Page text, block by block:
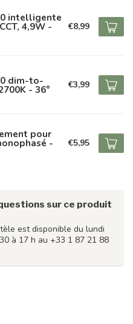
intelligente
4,9W - €8,99
dim-to-
- 36° €3,99
pour
- €5,95
sur ce produit
est disponible du lundi
à 17 h au +33 1 87 21 88